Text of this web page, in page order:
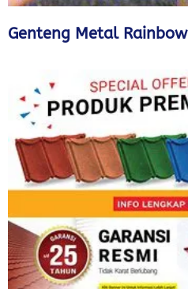
Genteng Metal Rainbow